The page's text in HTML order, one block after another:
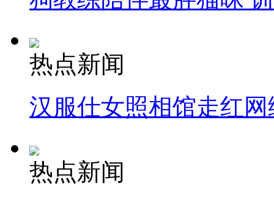
热点新闻
汉服仕女照相馆走红网
热点新闻